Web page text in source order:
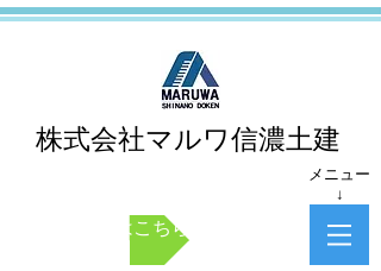
株式会社マルワ信濃土建
お問い合わせはこちら
メニュー
↓